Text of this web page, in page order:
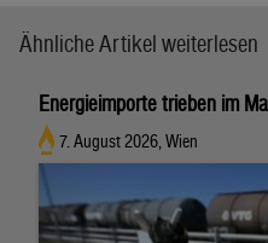
Ähnliche Artikel weiterlesen
Energieimporte trieben im
7. August 2026, Wien